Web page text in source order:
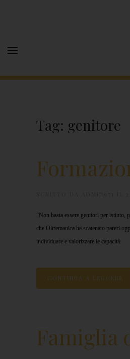
Tag: genitore
“Non basta essere genitori per istinto,
che Oltremanica ha scatenato pareri
individuare e valorizzare le capacità.
CONTINUA A LEGGERE
Famiglia